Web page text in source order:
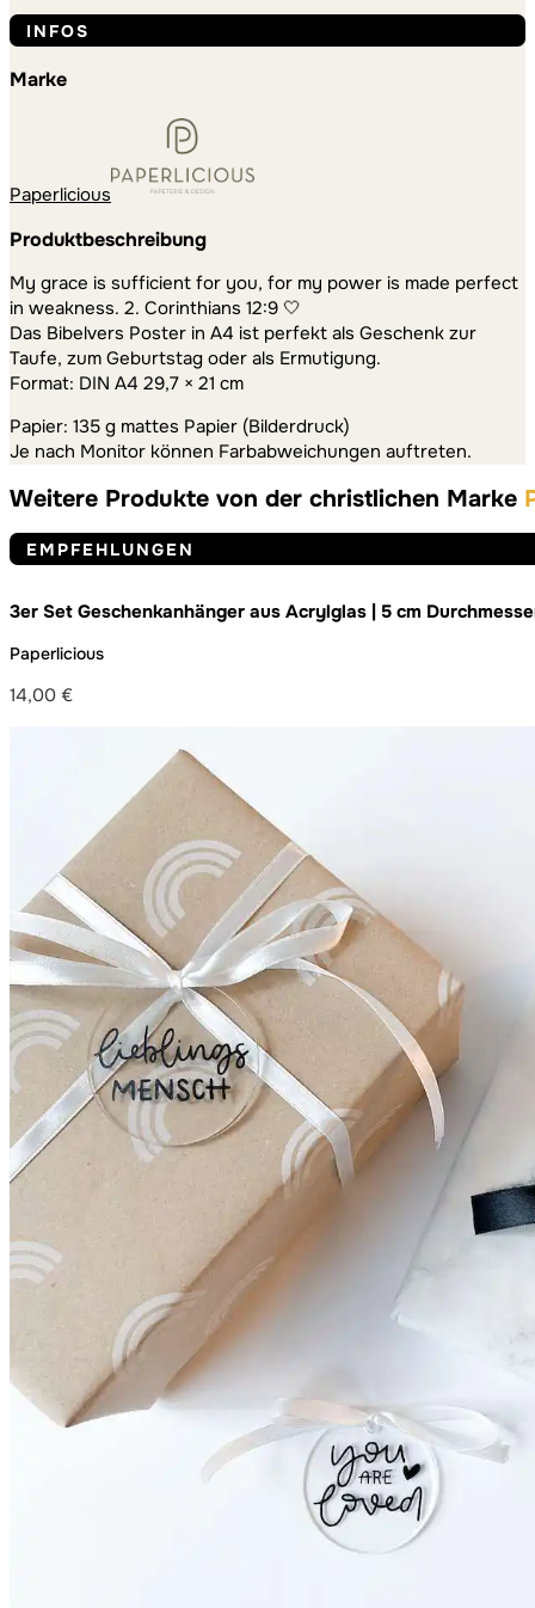
Bibelvers
Lettering
Menge
INFOS
Marke
Paperlicious
Produktbeschreibung
My grace is sufficient for you, for my power is made perfect
in weakness. 2. Corinthians 12:9 🤍
Das Bibelvers Poster in A4 ist perfekt als Geschenk zur
Taufe, zum Geburtstag oder als Ermutigung.
Format: DIN A4 29,7 × 21 cm
Papier: 135 g mattes Papier (Bilderdruck)
Je nach Monitor können Farbabweichungen auftreten.
Weitere Produkte von der christlichen Marke
EMPFEHLUNGEN
3er Set Geschenkanhänger aus Acrylglas | 5 cm
Paperlicious
14,00 €